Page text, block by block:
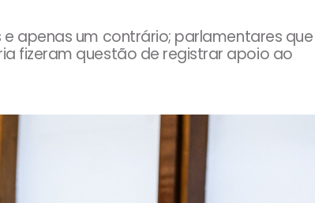
apenas um contrário; parlamentares que
fizeram questão de registrar apoio ao